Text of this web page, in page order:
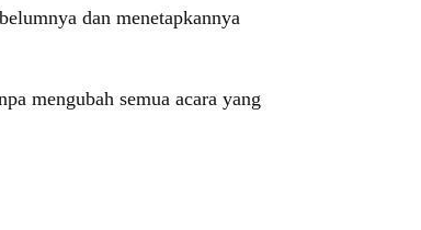
dan menetapkannya
mengubah semua acara yang